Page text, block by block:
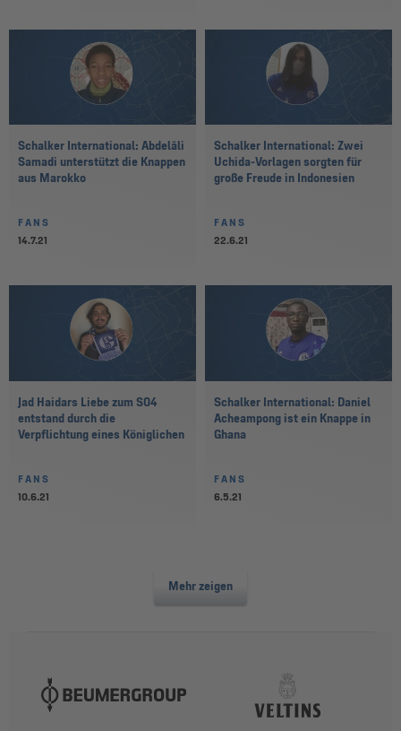
Schalker International: Abdelâli
Samadi unterstützt die Knappen
aus Marokko
FANS
14.7.21
Schalker International: Zwei
Uchida-Vorlagen sorgten für
große Freude in Indonesien
FANS
22.6.21
Jad Haidars Liebe zum S04
entstand durch die
Verpflichtung eines Königlichen
FANS
10.6.21
Schalker International: Daniel
Acheampong ist ein Knappe in
Ghana
FANS
6.5.21
Mehr zeigen